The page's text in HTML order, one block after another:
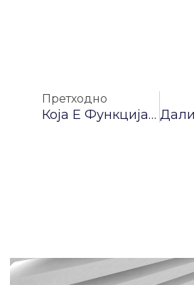
Претходно
Која Е Функцијата На ЗАМП?